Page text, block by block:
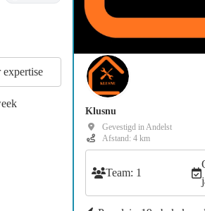
expertise
Klusnu
Gevestigd in Andelst
Afstand: 4 km
Team: 1